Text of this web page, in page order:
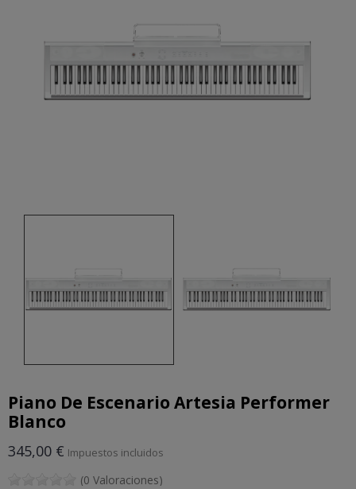
Piano De Escenario Artesia Performer
Blanco
345,00 € Impuestos incluidos
(0 Valoraciones)